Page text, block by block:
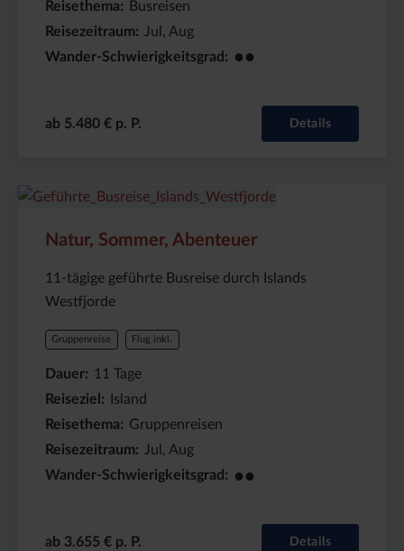
Reisethema
Busreisen
Reisezeitraum
Jul, Aug
Wander-Schwierigkeitsgrad
●●
ab 5.480 € p. P. Details
Natur, Sommer, Abenteuer
11-tägige geführte Busreise durch Islands
Westfjorde
Gruppenreise Flug inkl.
Dauer 11 Tage
Reiseziel
Island
Reisethema
Gruppenreisen
Reisezeitraum
Jul, Aug
Wander-Schwierigkeitsgrad
●●
ab 3.655 € p. P. Details
Preis
3655€
Dauer:
Reiseziel